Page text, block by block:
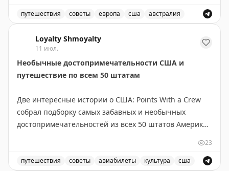
проверенными лайфхаками для комфортного
путешествия. Главное — гидратация: берите с собой
складную бутылку для воды и электролитные пакеты.
Не забывайте пить воду за часы до полета. Проверьте
бонусы своих кредитных карт: доступ в лаунжи
American Express Platinum дает спасение от жары и
батарейках и охлаждающая маска для мигреней —
неожиданные, но эффективные помощники. Перед
бронированием отеля обязательно проверьте
зима.
путешествия советы европа сша австралия
Loyalty Shmoyalty
11 июл.
Необычные достопримечательности США и
путешествие по всем 50 штатам
Две интересные истории о США: Points With a Crew
собрал подборку самых забавных и необычных
достопримечательностей из всех 50 штатов Америки.
огромной синей статуи мустанга у аэропорта Денвера
23
путешествия советы авиабилеты культура сша